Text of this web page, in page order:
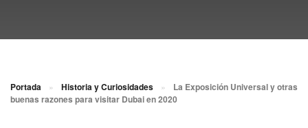
Portada » Historia y Curiosidades »
La Exposición Universal y otras
buenas razones para visitar Dubai en 2020